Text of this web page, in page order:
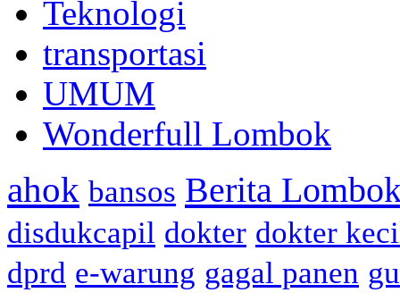
Teknologi
transportasi
UMUM
Wonderfull Lombok
ahok bansos Berita
disdukcapil dokter dokter
dprd e-warung gagal panen